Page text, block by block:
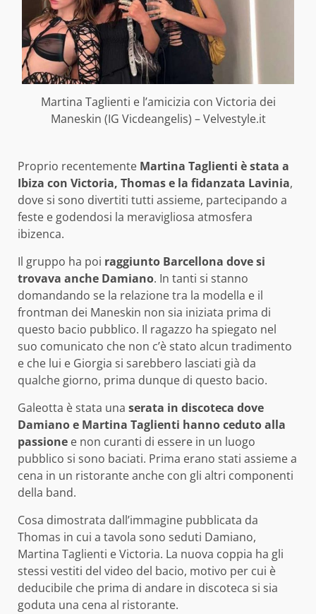
Martina Taglienti e l’amicizia con Victoria dei
Maneskin (IG Vicdeangelis) – Velvestyle.it
Proprio recentemente Martina Taglienti è stata a
Ibiza con Victoria, Thomas e la fidanzata Lavinia,
dove si sono divertiti tutti assieme, partecipando a
feste e godendosi la meravigliosa atmosfera
ibizenca.
Il gruppo ha poi raggiunto Barcellona dove si
trovava anche Damiano. In tanti si stanno
domandando se la relazione tra la modella e il
frontman dei Maneskin non sia iniziata prima di
questo bacio pubblico. Il ragazzo ha spiegato nel
suo comunicato che non c’è stato alcun tradimento
e che lui e Giorgia si sarebbero lasciati già da
qualche giorno, prima dunque di questo bacio.
Galeotta è stata una serata in discoteca dove
Damiano e Martina Taglienti hanno ceduto alla
passione e non curanti di essere in un luogo
pubblico si sono baciati. Prima erano stati assieme a
cena in un ristorante anche con gli altri componenti
della band.
Cosa dimostrata dall’immagine pubblicata da
Thomas in cui a tavola sono seduti Damiano,
Martina Taglienti e Victoria. La nuova coppia ha gli
stessi vestiti del video del bacio, motivo per cui è
deducibile che prima di andare in discoteca si sia
goduta una cena al ristorante.